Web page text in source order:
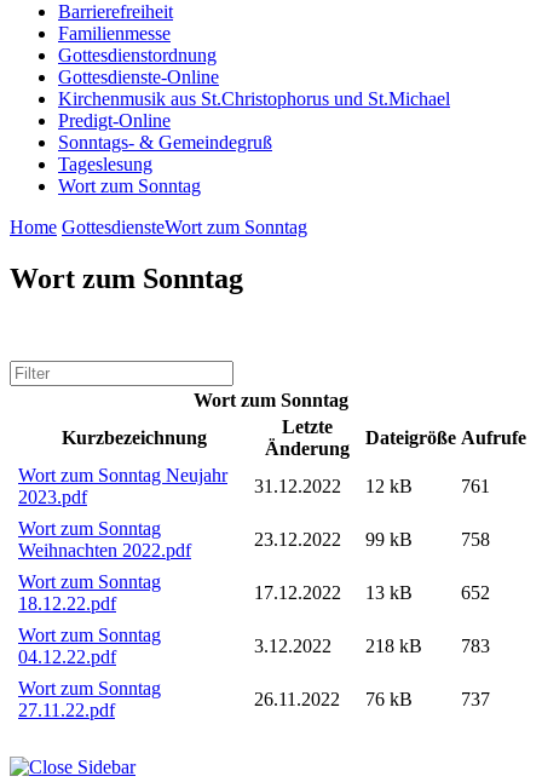
Barrierefreiheit
Familienmesse
Gottesdienstordnung
Gottesdienste-Online
Kirchenmusik aus St.Christophorus und St.Michael
Predigt-Online
Sonntags- & Gemeindegruß
Tageslesung
Wort zum Sonntag
Home GottesdiensteWort zum Sonntag
Wort zum Sonntag
Wort zum Sonntag
Kurzbezeichnung
Letzte
Änderung
Dateigröße Aufrufe
Wort zum Sonntag Neujahr
2023.pdf
31.12.2022 12 kB 761
Wort zum Sonntag
Weihnachten 2022.pdf
23.12.2022 99 kB 758
Wort zum Sonntag
18.12.22.pdf
17.12.2022 13 kB 652
Wort zum Sonntag
04.12.22.pdf
3.12.2022 218 kB 783
Wort zum Sonntag
27.11.22.pdf
26.11.2022 76 kB 737